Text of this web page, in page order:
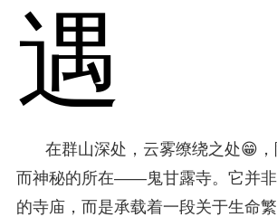
遇
在群山深处，云雾缭绕之处😁
而神秘的所在——鬼甘露寺。它并
的寺庙，而是承载着一段关于生命